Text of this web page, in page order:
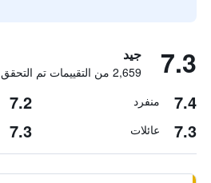
7.3 جيد
2,659 من التقييمات تم التحقق منها
7.4 منفرد 7.2
7.3 عائلات 7.3